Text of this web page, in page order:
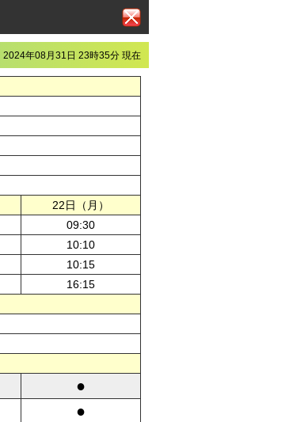
2024年08月31日 23時35分 現在
22日（月）
09:30
10:10
10:15
16:15
●
●